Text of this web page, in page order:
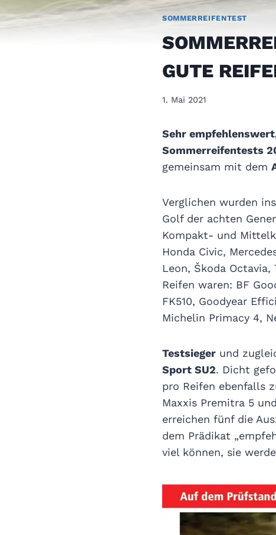
SOMMERREIFENTEST
GUTE
1. Mai 2021
Sehr
Sommerreifentests
gemeinsam mit dem
Verglichen wurden
Golf der achten
Kompakt- und
Honda Civic,
Leon, Škoda
Reifen waren: BF
FK510, Goodyear
Michelin Primacy 4,
Testsieger und
Sport SU2. Dicht
pro Reifen ebenfalls
Maxxis Premitra 5
erreichen fünf die
dem Prädikat
viel können, sie